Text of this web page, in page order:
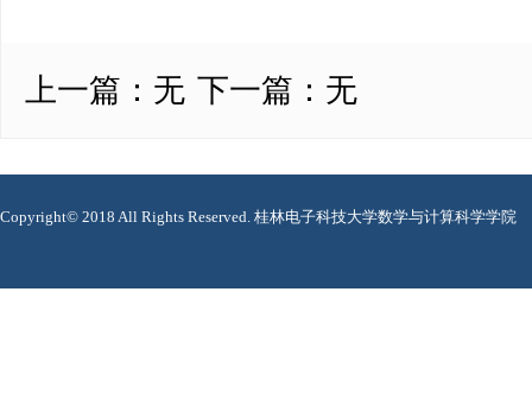
上一篇： 无 下一篇： 无
Copyright© 2018 All Rights Reserved. 桂林电子科技大学数学与计算科学学院